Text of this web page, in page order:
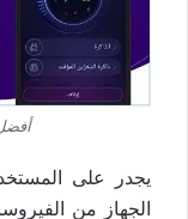
يجدر على
الجهاز من